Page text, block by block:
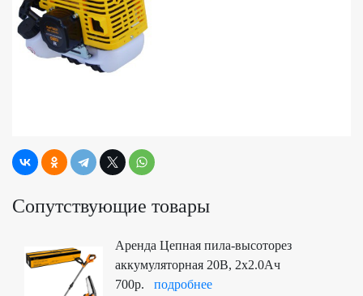
Сопутствующие товары
Аренда Цепная пила-высоторез
аккумуляторная 20В, 2x2.0Ач
700р. подробнее